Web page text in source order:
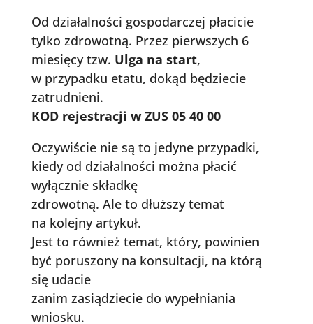
Od działalności gospodarczej płacicie
tylko zdrowotną. Przez pierwszych 6
miesięcy tzw. Ulga na start,
w przypadku etatu, dokąd będziecie
zatrudnieni.
KOD rejestracji w ZUS 05 40 00
Oczywiście nie są to jedyne przypadki,
kiedy od działalności można płacić
wyłącznie składkę
zdrowotną. Ale to dłuższy temat
na kolejny artykuł.
Jest to również temat, który, powinien
być poruszony na konsultacji, na którą
się udacie
zanim zasiądziecie do wypełniania
wniosku.